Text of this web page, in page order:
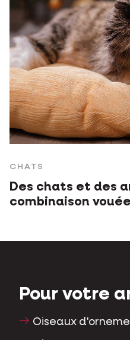
CHATS
Des chats et des
combinaison
Pour votre
Oiseaux